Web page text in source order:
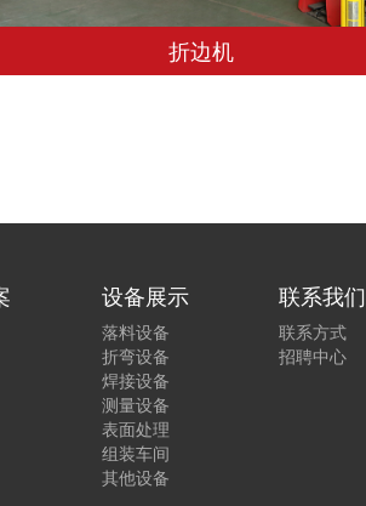
折边机
设备展示
落料设备
折弯设备
焊接设备
测量设备
表面处理
组装车间
其他设备
联系我们
联系方式
招聘中心